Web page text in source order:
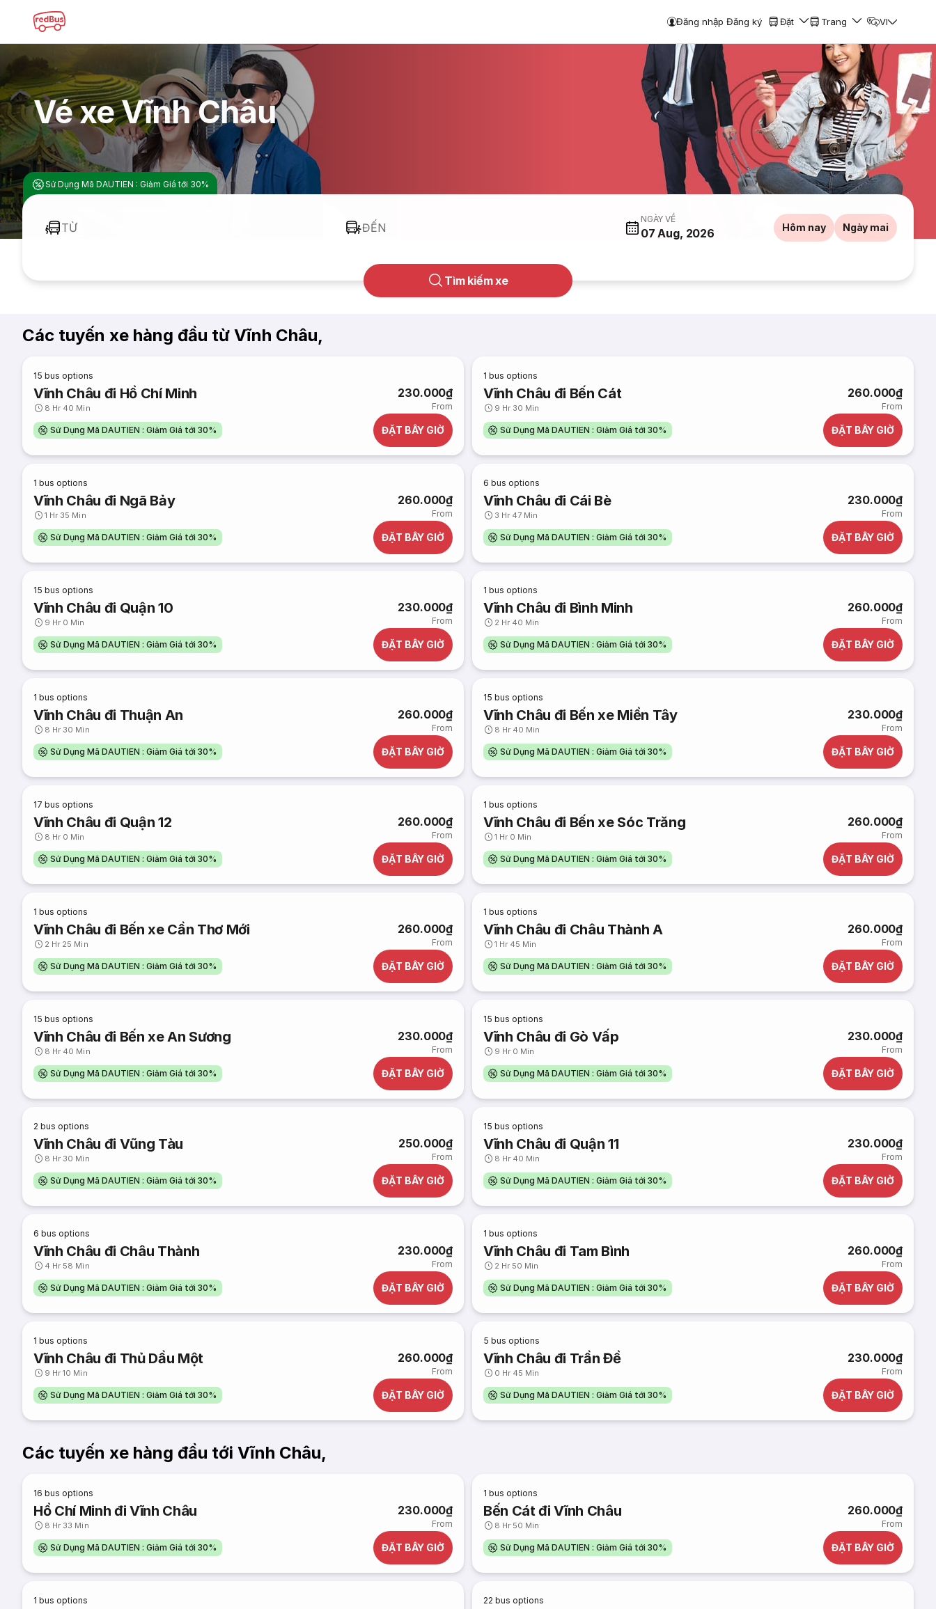
Đăng nhập Đăng ký Đặt Trang VI
Vé xe Vĩnh Châu
Sử Dụng Mã DAUTIEN : Giảm Giá tới 30%
TỪ ĐẾN
NGÀY VỀ
07 Aug, 2026 Hôm nay Ngày mai
Tìm kiếm xe
Các tuyến xe hàng đầu từ Vĩnh Châu,
15 bus options
Vĩnh Châu đi Hồ Chí Minh
8 Hr 40 Min
230.000₫
From
Sử Dụng Mã DAUTIEN : Giảm Giá tới 30% ĐẶT BÂY GIỜ
1 bus options
Vĩnh Châu đi Bến Cát
9 Hr 30 Min
260.000₫
From
Sử Dụng Mã DAUTIEN : Giảm Giá tới 30% ĐẶT BÂY GIỜ
1 bus options
Vĩnh Châu đi Ngã Bảy
1 Hr 35 Min
260.000₫
From
Sử Dụng Mã DAUTIEN : Giảm Giá tới 30% ĐẶT BÂY GIỜ
6 bus options
Vĩnh Châu đi Cái Bè
3 Hr 47 Min
230.000₫
From
Sử Dụng Mã DAUTIEN : Giảm Giá tới 30% ĐẶT BÂY GIỜ
15 bus options
Vĩnh Châu đi Quận 10
9 Hr 0 Min
230.000₫
From
Sử Dụng Mã DAUTIEN : Giảm Giá tới 30% ĐẶT BÂY GIỜ
1 bus options
Vĩnh Châu đi Bình Minh
2 Hr 40 Min
260.000₫
From
Sử Dụng Mã DAUTIEN : Giảm Giá tới 30% ĐẶT BÂY GIỜ
1 bus options
Vĩnh Châu đi Thuận An
8 Hr 30 Min
260.000₫
From
Sử Dụng Mã DAUTIEN : Giảm Giá tới 30% ĐẶT BÂY GIỜ
15 bus options
Vĩnh Châu đi Bến xe Miền Tây
8 Hr 40 Min
230.000₫
From
Sử Dụng Mã DAUTIEN : Giảm Giá tới 30% ĐẶT BÂY GIỜ
17 bus options
Vĩnh Châu đi Quận 12
8 Hr 0 Min
260.000₫
From
Sử Dụng Mã DAUTIEN : Giảm Giá tới 30% ĐẶT BÂY GIỜ
1 bus options
Vĩnh Châu đi Bến xe Sóc Trăng
1 Hr 0 Min
260.000₫
From
Sử Dụng Mã DAUTIEN : Giảm Giá tới 30% ĐẶT BÂY GIỜ
1 bus options
Vĩnh Châu đi Bến xe Cần Thơ Mới
2 Hr 25 Min
260.000₫
From
Sử Dụng Mã DAUTIEN : Giảm Giá tới 30% ĐẶT BÂY GIỜ
1 bus options
Vĩnh Châu đi Châu Thành A
1 Hr 45 Min
260.000₫
From
Sử Dụng Mã DAUTIEN : Giảm Giá tới 30% ĐẶT BÂY GIỜ
15 bus options
Vĩnh Châu đi Bến xe An Sương
8 Hr 40 Min
230.000₫
From
Sử Dụng Mã DAUTIEN : Giảm Giá tới 30% ĐẶT BÂY GIỜ
15 bus options
Vĩnh Châu đi Gò Vấp
9 Hr 0 Min
230.000₫
From
Sử Dụng Mã DAUTIEN : Giảm Giá tới 30% ĐẶT BÂY GIỜ
2 bus options
Vĩnh Châu đi Vũng Tàu
8 Hr 30 Min
250.000₫
From
Sử Dụng Mã DAUTIEN : Giảm Giá tới 30% ĐẶT BÂY GIỜ
15 bus options
Vĩnh Châu đi Quận 11
8 Hr 40 Min
230.000₫
From
Sử Dụng Mã DAUTIEN : Giảm Giá tới 30% ĐẶT BÂY GIỜ
6 bus options
Vĩnh Châu đi Châu Thành
4 Hr 58 Min
230.000₫
From
Sử Dụng Mã DAUTIEN : Giảm Giá tới 30% ĐẶT BÂY GIỜ
1 bus options
Vĩnh Châu đi Tam Bình
2 Hr 50 Min
260.000₫
From
Sử Dụng Mã DAUTIEN : Giảm Giá tới 30% ĐẶT BÂY GIỜ
1 bus options
Vĩnh Châu đi Thủ Dầu Một
9 Hr 10 Min
260.000₫
From
Sử Dụng Mã DAUTIEN : Giảm Giá tới 30% ĐẶT BÂY GIỜ
5 bus options
Vĩnh Châu đi Trần Đề
0 Hr 45 Min
230.000₫
From
Sử Dụng Mã DAUTIEN : Giảm Giá tới 30% ĐẶT BÂY GIỜ
Các tuyến xe hàng đầu tới Vĩnh Châu,
16 bus options
Hồ Chí Minh đi Vĩnh Châu
8 Hr 33 Min
230.000₫
From
Sử Dụng Mã DAUTIEN : Giảm Giá tới 30% ĐẶT BÂY GIỜ
1 bus options
Bến Cát đi Vĩnh Châu
8 Hr 50 Min
260.000₫
From
Sử Dụng Mã DAUTIEN : Giảm Giá tới 30% ĐẶT BÂY GIỜ
1 bus options 22 bus options